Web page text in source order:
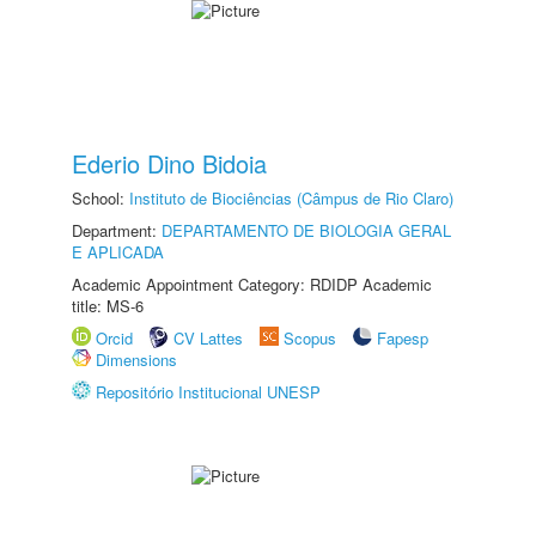
Ederio Dino Bidoia
School: Instituto de Biociências (Câmpus de Rio Claro)
Department: DEPARTAMENTO DE BIOLOGIA GERAL
E APLICADA
Academic Appointment Category: RDIDP Academic
title: MS-6
Orcid
CV Lattes Scopus
Fapesp
Dimensions
Repositório Institucional UNESP